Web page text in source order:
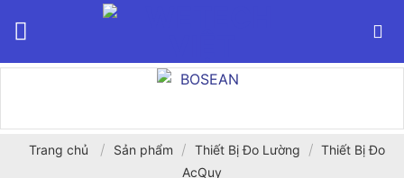
Trang chủ / Sản phẩm / Thiết Bị Đo Lường / Thiết Bị Đo
AcQuy